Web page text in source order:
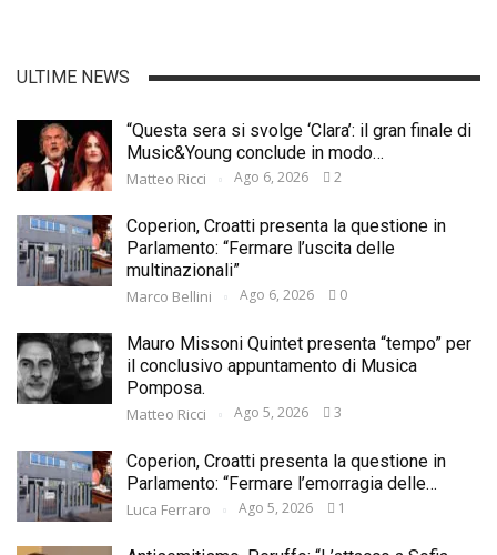
ULTIME NEWS
“Questa sera si svolge ‘Clara’: il gran finale di
Music&Young conclude in modo…
Matteo Ricci Ago 6, 2026 2
Coperion, Croatti presenta la questione in
Parlamento: “Fermare l’uscita delle
multinazionali”
Marco Bellini Ago 6, 2026 0
Mauro Missoni Quintet presenta “tempo” per
il conclusivo appuntamento di Musica
Pomposa.
Matteo Ricci Ago 5, 2026 3
Coperion, Croatti presenta la questione in
Parlamento: “Fermare l’emorragia delle…
Luca Ferraro Ago 5, 2026 1